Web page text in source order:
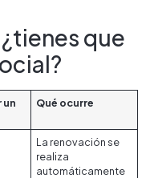
que
un
Qué ocurre
La renovación se
realiza
automáticamente